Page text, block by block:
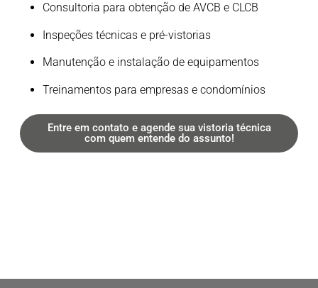
Consultoria para obtenção de AVCB e CLCB
Inspeções técnicas e pré-vistorias
Manutenção e instalação de equipamentos
Treinamentos para empresas e condomínios
Entre em contato e agende sua vistoria técnica
com quem entende do assunto!